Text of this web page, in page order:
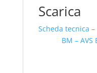
Scarica
Scheda tecnica
BM –